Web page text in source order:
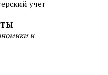
учет
и